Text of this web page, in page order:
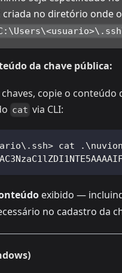
criada no diretório onde
da chave pública:
copie o
cat via CLI:
cat
exibido —
no cadastro da